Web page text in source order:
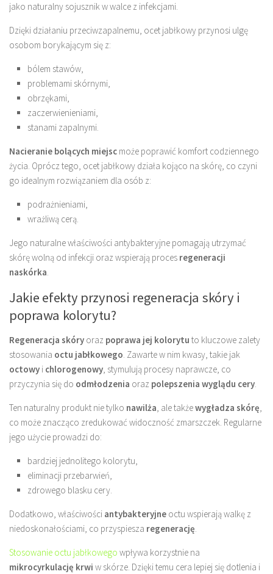
jako naturalny sojusznik w walce z infekcjami.
Dzięki działaniu przeciwzapalnemu, ocet jabłkowy przynosi ulgę
osobom borykającym się z:
bólem stawów,
problemami skórnymi,
obrzękami,
zaczerwienieniami,
stanami zapalnymi.
Nacieranie bolących miejsc może poprawić komfort codziennego
życia. Oprócz tego, ocet jabłkowy działa kojąco na skórę, co czyni
go idealnym rozwiązaniem dla osób z:
podrażnieniami,
wrażliwą cerą.
Jego naturalne właściwości antybakteryjne pomagają utrzymać
skórę wolną od infekcji oraz wspierają proces regeneracji
naskórka.
Jakie efekty przynosi regeneracja skóry i
poprawa kolorytu?
Regeneracja skóry oraz poprawa jej kolorytu to kluczowe zalety
stosowania octu jabłkowego. Zawarte w nim kwasy, takie jak
octowy i chlorogenowy, stymulują procesy naprawcze, co
przyczynia się do odmłodzenia oraz polepszenia wyglądu cery.
Ten naturalny produkt nie tylko nawilża, ale takżewygładza skórę,
co może znacząco zredukować widoczność zmarszczek. Regularne
jego użycie prowadzi do:
bardziej jednolitego kolorytu,
eliminacji przebarwień,
zdrowego blasku cery.
Dodatkowo, właściwości antybakteryjne octu wspierają walkę z
niedoskonałościami, co przyspiesza regenerację.
Stosowanie octu jabłkowego wpływa korzystnie na
mikrocyrkulację krwi w skórze. Dzięki temu cera lepiej się dotlenia i